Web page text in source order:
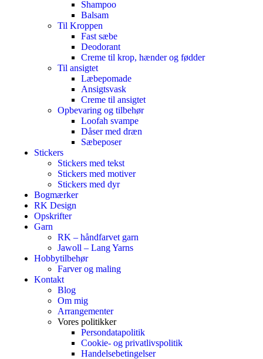
Shampoo
Balsam
Til Kroppen
Fast sæbe
Deodorant
Creme til krop, hænder og fødder
Til ansigtet
Læbepomade
Ansigtsvask
Creme til ansigtet
Opbevaring og tilbehør
Loofah svampe
Dåser med dræn
Sæbeposer
Stickers
Stickers med tekst
Stickers med motiver
Stickers med dyr
Bogmærker
RK Design
Opskrifter
Garn
RK – håndfarvet garn
Jawoll – Lang Yarns
Hobbytilbehør
Farver og maling
Kontakt
Blog
Om mig
Arrangementer
Vores politikker
Persondatapolitik
Cookie- og privatlivspolitik
Handelsebetingelser